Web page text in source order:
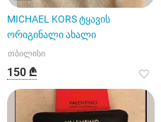
MICHAEL KORS ტყავის
ორიგინალი ახალი
თბილისი
150 ₾